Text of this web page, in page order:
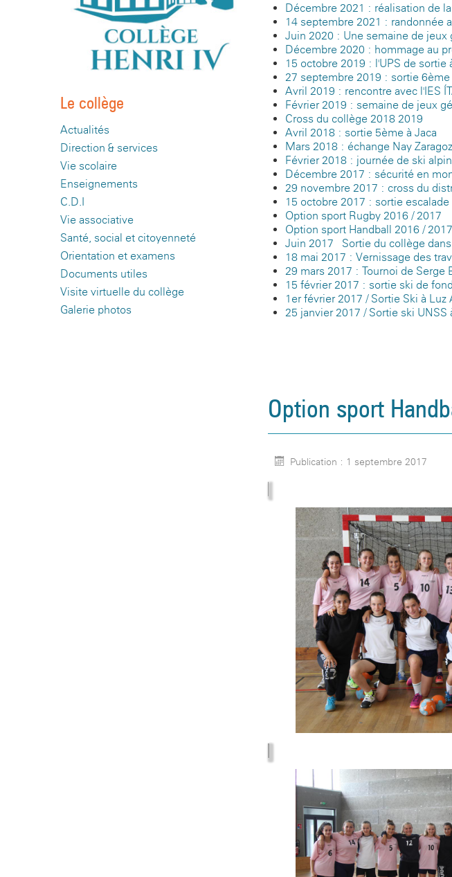
Le collège
Actualités
Direction & services
Vie scolaire
Enseignements
C.D.I
Vie associative
Santé, social et citoyenneté
Orientation et examens
Documents utiles
Visite virtuelle du collège
Galerie photos
Décembre 2021 : réalisation de
14 septembre 2021 : randonnée
Juin 2020 : Une semaine de
Décembre 2020 : hommage au
15 octobre 2019 : l'UPS de sortie
27 septembre 2019 : sortie 6ème
Avril 2019 : rencontre avec l'IES
Février 2019 : semaine de jeux
Cross du collège 2018-2019
Avril 2018 : sortie 5ème à Jaca
Mars 2018 : échange Nay-
Février 2018 : journée de ski
Décembre 2017 : sécurité en
29 novembre 2017 : cross du
15 octobre 2017 : sortie escalade
Option sport Rugby 2016 / 2017
Option sport Handball 2016 / 2017
Juin 2017 - Sortie du collège
18 mai 2017 : Vernissage des
29 mars 2017 : Tournoi de Serge
15 février 2017 : sortie ski de
1er février 2017 / Sortie Ski à Luz
25 janvier 2017 / Sortie ski UNSS
Option sport
Publication : 1 septembre 2017